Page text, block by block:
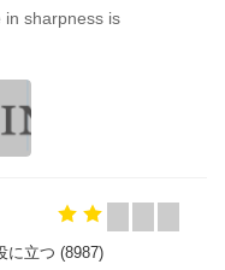
in sharpness is
に立つ (8987)